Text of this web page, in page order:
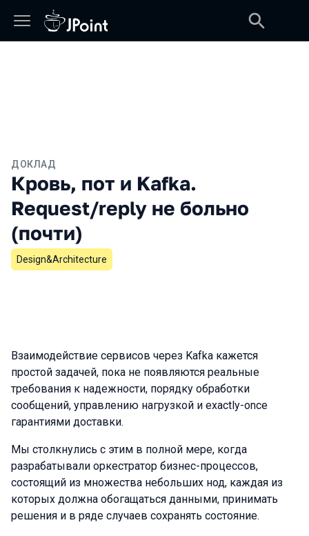
ДОКЛАД
Кровь, пот и Kafka.
Request/reply не больно
(почти)
Design&Architecture
Взаимодействие сервисов через Kafka кажется
простой задачей, пока не появляются реальные
требования к надежности, порядку обработки
сообщений, управлению нагрузкой и exactly-once
гарантиями доставки.
Мы столкнулись с этим в полной мере, когда
разрабатывали оркестратор бизнес-процессов,
состоящий из множества небольших нод, каждая из
которых должна обогащаться данными, принимать
решения и в ряде случаев сохранять состояние.